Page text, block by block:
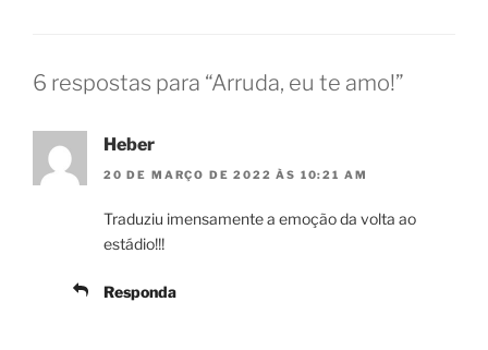
6 respostas para “Arruda, eu te amo!”
Heber
20 DE MARÇO DE 2022 ÀS 10:21 AM
Traduziu imensamente a emoção da volta ao
estádio!!!
Responda